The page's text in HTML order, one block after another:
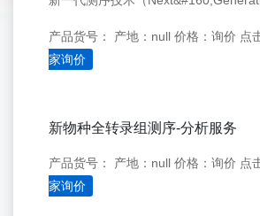
产品货号： 产地：null 价格：询价 点
家询价
新物种全转录组测序-分析服务
产品货号： 产地：null 价格：询价 点
家询价